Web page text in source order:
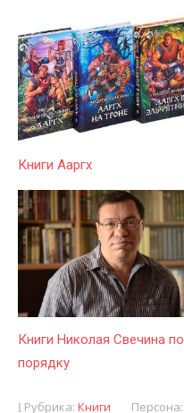
Книги Ааргх
Книги Николая Свечина по
порядку
Рубрика: Книги Персона: